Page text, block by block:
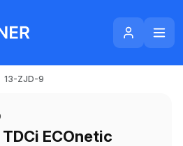
13-ZJD-9
ECOnetic